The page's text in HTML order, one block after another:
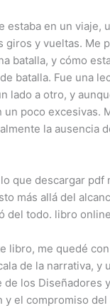
estaba en un viaje,
giros y vueltas. Me
batalla, y cómo
batalla. Fue una
lado a otro, y
un poco excesivas.
la ausencia
que descargar
más allá del
del todo. libro online​
libro, me quedé
de la narrativa,
de los Diseñadores
y el compromiso